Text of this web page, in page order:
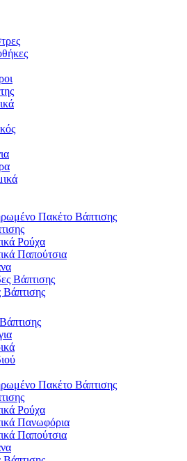
Πακέτο Βάπτισης
Ρούχα
Παπούτσια
Βάπτισης
Βάπτισης
Πακέτο Βάπτισης
Ρούχα
Πανωφόρια
Παπούτσια